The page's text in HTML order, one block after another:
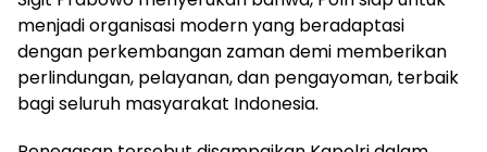
menjadi organisasi modern yang beradaptasi
dengan perkembangan zaman demi memberikan
perlindungan, pelayanan, dan pengayoman, terbaik
bagi seluruh masyarakat Indonesia.